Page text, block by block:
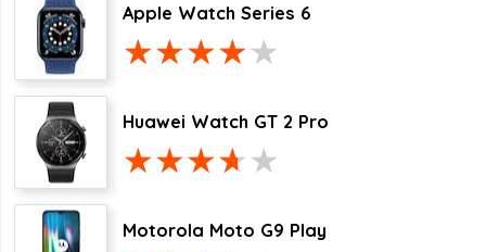
Apple Watch Series 6
Huawei Watch GT 2 Pro
Motorola Moto G9 Play